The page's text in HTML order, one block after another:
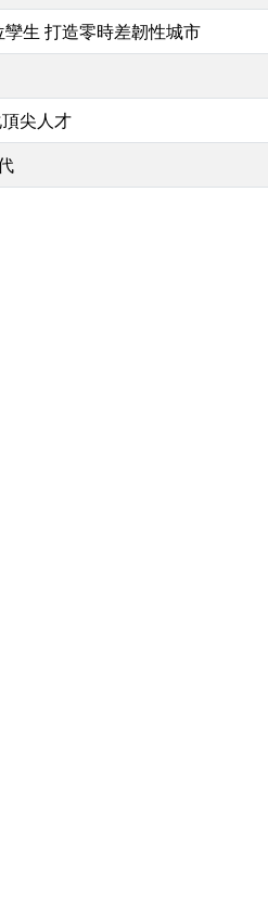
生 打造零時差韌性城市
尖人才